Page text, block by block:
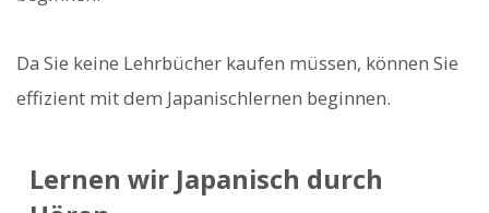
Da Sie keine Lehrbücher kaufen müssen, können Sie
effizient mit dem Japanischlernen beginnen.
Lernen wir Japanisch durch